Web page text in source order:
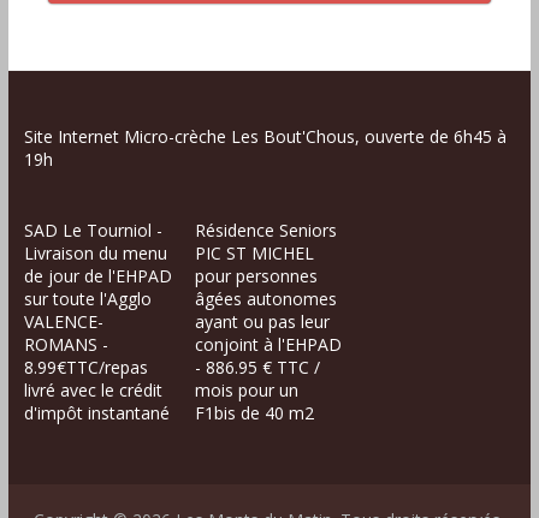
Site Internet Micro-crèche Les Bout'Chous, ouverte de 6h45 à
19h
SAD Le Tourniol -
Livraison du menu
de jour de l'EHPAD
sur toute l'Agglo
VALENCE-
ROMANS -
8.99€TTC/repas
livré avec le crédit
d'impôt instantané
Résidence Seniors
PIC ST MICHEL
pour personnes
âgées autonomes
ayant ou pas leur
conjoint à l'EHPAD
- 886.95 € TTC /
mois pour un
F1bis de 40 m2